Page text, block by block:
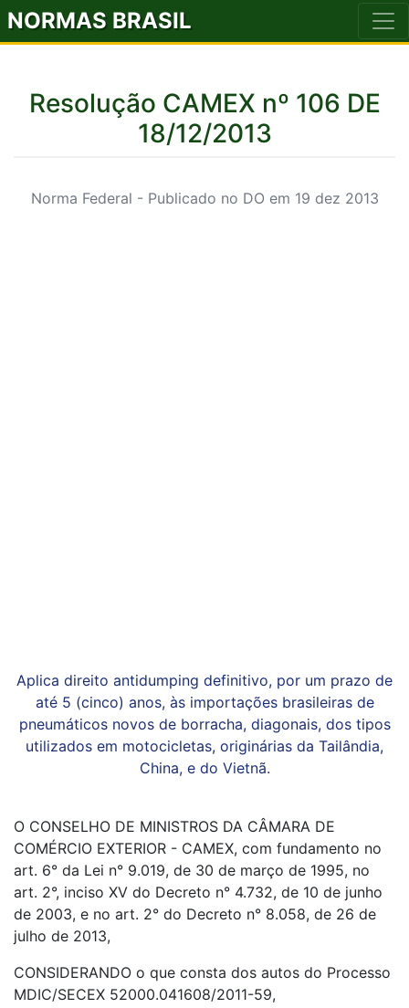
NORMAS BRASIL
Resolução CAMEX nº 106 DE
18/12/2013
Norma Federal - Publicado no DO em 19 dez 2013
Aplica direito antidumping definitivo, por um prazo de
até 5 (cinco) anos, às importações brasileiras de
pneumáticos novos de borracha, diagonais, dos tipos
utilizados em motocicletas, originárias da Tailândia,
China, e do Vietnã.
O CONSELHO DE MINISTROS DA CÂMARA DE
COMÉRCIO EXTERIOR - CAMEX, com fundamento no
art. 6° da Lei n° 9.019, de 30 de março de 1995, no
art. 2°, inciso XV do Decreto n° 4.732, de 10 de junho
de 2003, e no art. 2° do Decreto n° 8.058, de 26 de
julho de 2013,
CONSIDERANDO o que consta dos autos do Processo
MDIC/SECEX 52000.041608/2011-59,